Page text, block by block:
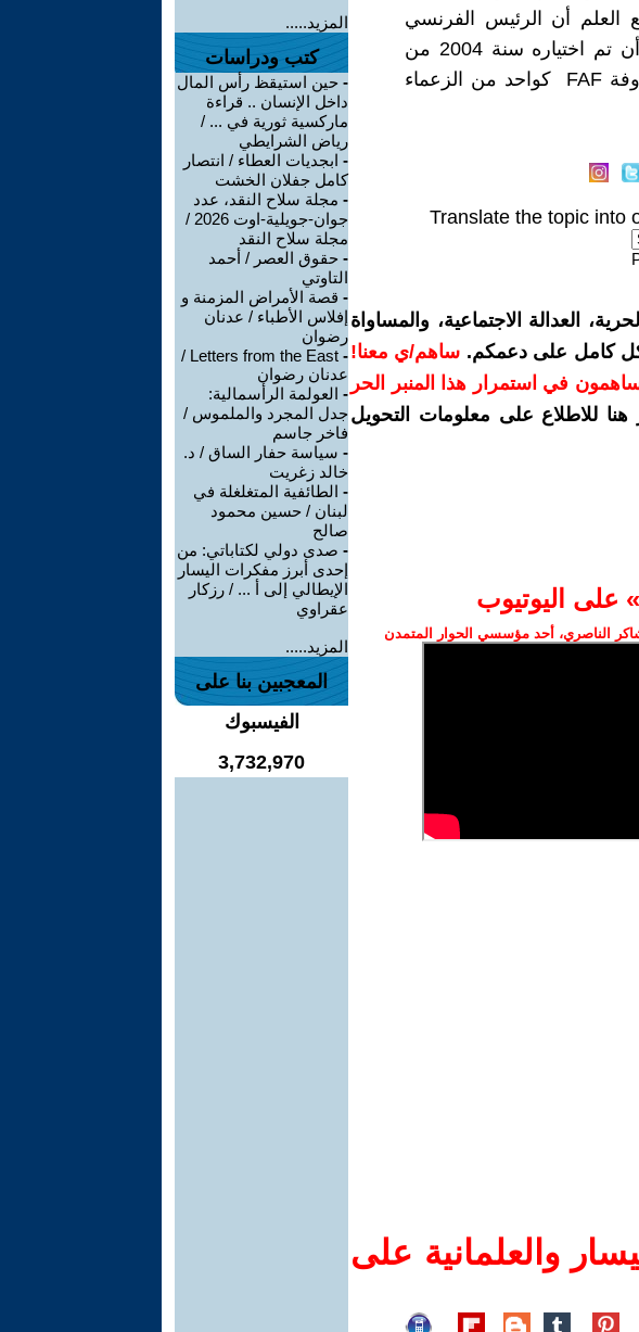
العلم أن الرئيس الفرنسي
الحالي فرانسوا هولاند هو أطلسي التوجه و سبق أن تم اختياره سنة 2004 من
طرف المؤسسة الأطلسية الفرنسية الأمريكية المعروفة FAF كواحد من الزعماء
Translate the topic into
العدالة الاجتماعية، والمساواة
كامل على دعمكم. ساهم/ي معنا!
تساهمون في استمرار هذا المنبر الحر
هنا للاطلاع على معلومات التحويل
على اليوتيوب
الناصري، أحد مؤسسي الحوار المتمدن
والعلمانية على
المزيد.....
كتب ودراسات
- حين استيقظ رأس المال
داخل الإنسان .. قراءة
ماركسية ثورية في ... /
رياض الشرايطي
- ابجديات العطاء / انتصار
كامل جفلان الخشت
- مجلة سلاح النقد، عدد
جوان-جويلية-اوت 2026 /
مجلة سلاح النقد
- حقوق العصر / أحمد
التاوتي
- قصة الأمراض المزمنة و
إفلاس الأطباء / عدنان
رضوان
-
Letters from the East /
عدنان رضوان
- العولمة الرأسمالية:
جدل المجرد والملموس /
فاخر جاسم
- سياسة حفار الساق / د.
خالد زغريت
- الطائفية المتغلغلة في
لبنان / حسين محمود
صالح
- صدى دولي لكتاباتي: من
إحدى أبرز مفكرات اليسار
الإيطالي إلى أ ... / رزكار
عقراوي
المزيد.....
المعجبين بنا على
الفيسبوك
3,732,970